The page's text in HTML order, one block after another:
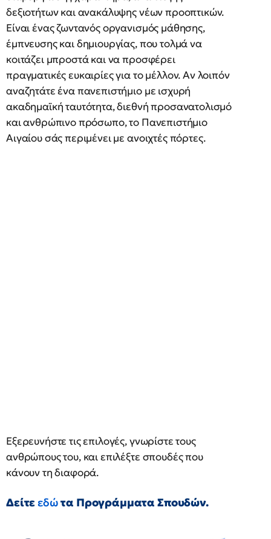
δεξιοτήτων και ανακάλυψης νέων προοπτικών.
Είναι ένας ζωντανός οργανισμός μάθησης,
έμπνευσης και δημιουργίας, που τολμά να
κοιτάζει μπροστά και να προσφέρει
πραγματικές ευκαιρίες για το μέλλον. Αν λοιπόν
αναζητάτε ένα πανεπιστήμιο με ισχυρή
ακαδημαϊκή ταυτότητα, διεθνή προσανατολισμό
και ανθρώπινο πρόσωπο, το Πανεπιστήμιο
Αιγαίου σάς περιμένει με ανοιχτές πόρτες.
Εξερευνήστε τις επιλογές, γνωρίστε τους
ανθρώπους του, και επιλέξτε σπουδές που
κάνουν τη διαφορά.
Δείτεεδώτα Προγράμματα Σπουδών.